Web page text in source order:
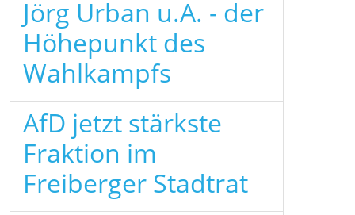
Jörg Urban u.A. - der
Höhepunkt des
Wahlkampfs
AfD jetzt stärkste
Fraktion im
Freiberger Stadtrat